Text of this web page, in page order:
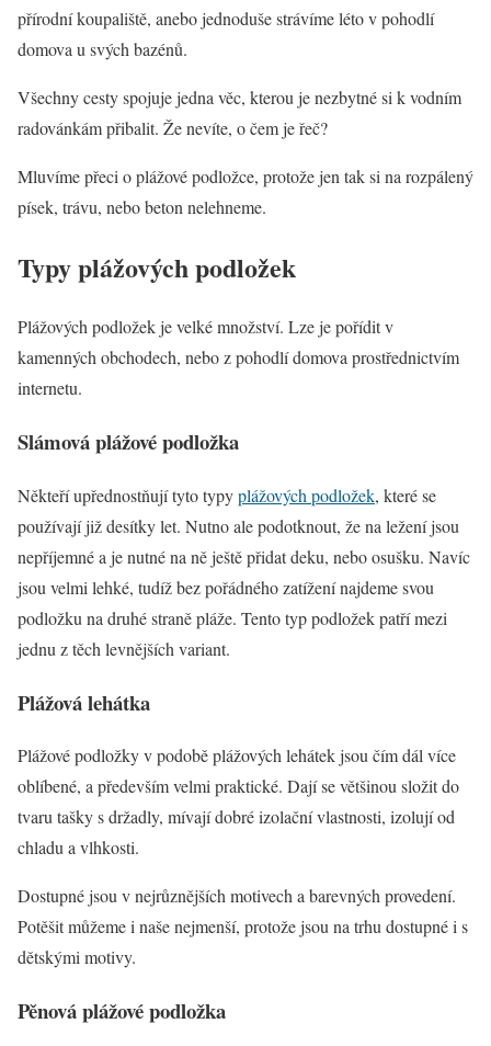
přírodní koupaliště, anebo jednoduše strávíme léto v pohodlí
domova u svých bazénů.
Všechny cesty spojuje jedna věc, kterou je nezbytné si k vodním
radovánkám přibalit. Že nevíte, o čem je řeč?
Mluvíme přeci o plážové podložce, protože jen tak si na rozpálený
písek, trávu, nebo beton nelehneme.
Typy plážových podložek
Plážových podložek je velké množství. Lze je pořídit v
kamenných obchodech, nebo z pohodlí domova prostřednictvím
internetu.
Slámová plážové podložka
Někteří upřednostňují tyto typyplážových podložek, které se
používají již desítky let. Nutno ale podotknout, že na ležení jsou
nepříjemné a je nutné na ně ještě přidat deku, nebo osušku. Navíc
jsou velmi lehké, tudíž bez pořádného zatížení najdeme svou
podložku na druhé straně pláže. Tento typ podložek patří mezi
jednu z těch levnějších variant.
Plážová lehátka
Plážové podložky v podobě plážových lehátek jsou čím dál více
oblíbené, a především velmi praktické. Dají se většinou složit do
tvaru tašky s držadly, mívají dobré izolační vlastnosti, izolují od
chladu a vlhkosti.
Dostupné jsou v nejrůznějších motivech a barevných provedení.
Potěšit můžeme i naše nejmenší, protože jsou na trhu dostupné i s
dětskými motivy.
Pěnová plážové podložka